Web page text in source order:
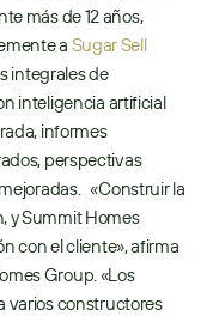
más de 12 años,
a Sugar Sell
integrales de
inteligencia artificial
informes
perspectivas
«Construir la
y Summit Homes
con el cliente», afirma
Group. «Los
varios constructores